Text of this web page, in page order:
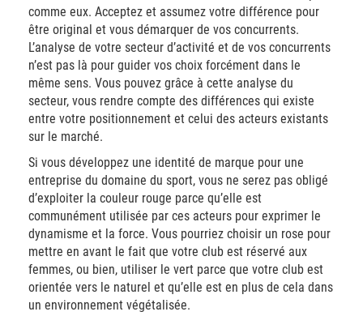
comme eux. Acceptez et assumez votre différence pour
être original et vous démarquer de vos concurrents.
L’analyse de votre secteur d’activité et de vos concurrents
n’est pas là pour guider vos choix forcément dans le
même sens. Vous pouvez grâce à cette analyse du
secteur, vous rendre compte des différences qui existe
entre votre positionnement et celui des acteurs existants
sur le marché.
Si vous développez une identité de marque pour une
entreprise du domaine du sport, vous ne serez pas obligé
d’exploiter la couleur rouge parce qu’elle est
communément utilisée par ces acteurs pour exprimer le
dynamisme et la force. Vous pourriez choisir un rose pour
mettre en avant le fait que votre club est réservé aux
femmes, ou bien, utiliser le vert parce que votre club est
orientée vers le naturel et qu’elle est en plus de cela dans
un environnement végétalisée.